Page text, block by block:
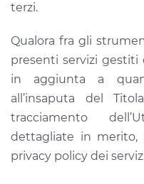
terzi.
Qualora fra gli
presenti servizi
in aggiunta a
all’insaputa del
tracciamento
dettagliate in merito,
privacy policy dei